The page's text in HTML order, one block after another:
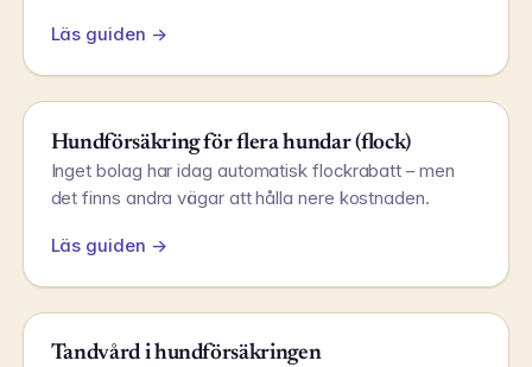
Läs guiden →
Hundförsäkring för flera hundar (flock)
Inget bolag har idag automatisk flockrabatt – men
det finns andra vägar att hålla nere kostnaden.
Läs guiden →
Tandvård i hundförsäkringen